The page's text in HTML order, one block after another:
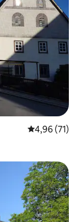
4,96 de uma
4,96 (71)